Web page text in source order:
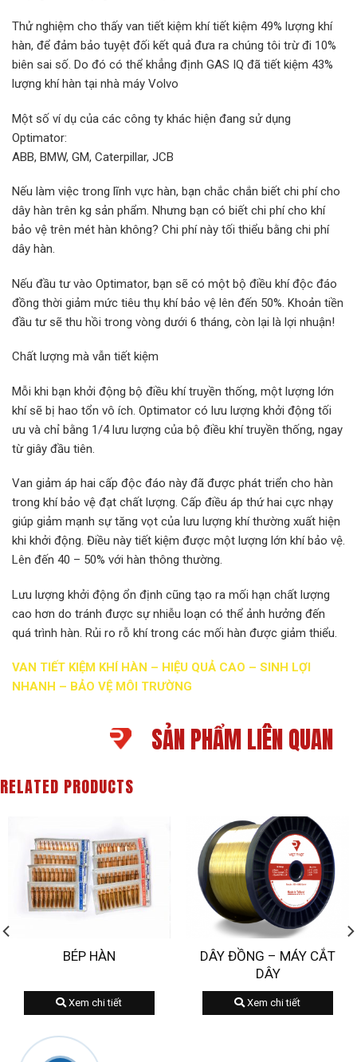
Thử nghiệm cho thấy van tiết kiệm khí tiết kiệm 49% lượng khí
hàn, để đảm bảo tuyệt đối kết quả đưa ra chúng tôi trừ đi 10%
biên sai số. Do đó có thể khẳng định GAS IQ đã tiết kiệm 43%
lượng khí hàn tại nhà máy Volvo
Một số ví dụ của các công ty khác hiện đang sửdụng
Optimator:
ABB, BMW, GM, Caterpillar, JCB
Nếu làm việc trong lĩnh vực hàn, bạn chắc chắn biết chi phí cho
dây hàn trên kg sản phẩm. Nhưng bạn có biết chi phí cho khí
bảo vệ trên mét hàn không? Chi phí này tối thiểu bằng chi phí
dây hàn.
Nếu đầu tư vào Optimator, bạn sẽ có một bộ điều khí độc đáo
đồng thời giảm mức tiêu thụ khí bảo vệ lên đến 50%. Khoản tiền
đầu tư sẽ thu hồi trong vòng dưới 6 tháng, còn lại là lợi nhuận!
Chất lượng mà vẫn tiết kiệm
Mỗi khi bạn khởi động bộ điều khí truyền thống, một lượng lớn
khí sẽ bị hao tổn vô ích. Optimator có lưu lượng khởi động tối
ưu và chỉ bằng 1/4 lưu lượng của bộ điều khí truyền thống, ngay
từ giây đầu tiên.
Van giảm áp hai cấp độc đáo này đã được phát triển cho hàn
trong khí bảo vệ đạt chất lượng. Cấp điều áp thứ hai cực nhạy
giúp giảm mạnh sự tăng vọt của lưu lượng khí thường xuất hiện
khi khởi động. Điều này tiết kiệm được một lượng lớn khí bảo vệ.
Lên đến 40 – 50% với hàn thông thường.
Lưu lượng khởi động ổn định cũng tạo ra mối hạn chất lượng
cao hơn do tránh được sự nhiễu loạn có thể ảnh hưởng đến
quá trình hàn. Rủi ro rỗ khí trong các mối hàn được giảm thiểu.
VAN TIẾT KIỆM KHÍ HÀN – HIỆU QUẢ CAO – SINH LỢI
NHANH – BẢO VỆ MÔI TRƯỜNG
SẢN PHẨM LIÊN QUAN
RELATED PRODUCTS
BÉP HÀN
Xem chi tiết
DÂY ĐỒNG – MÁY CẮT
DÂY
Xem chi tiết